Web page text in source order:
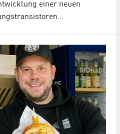
einer neuen